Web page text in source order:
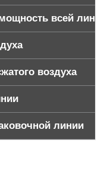
всей
воздуха
линии